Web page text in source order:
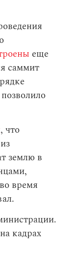
еще
саммит
, что
землю в
время
кадрах